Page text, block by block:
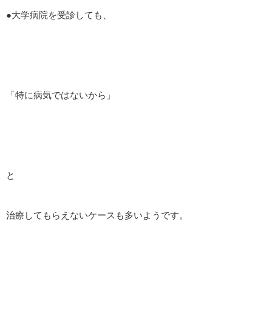
●大学病院を受診しても、
「特に病気ではないから」
と
治療してもらえないケースも多いようです。